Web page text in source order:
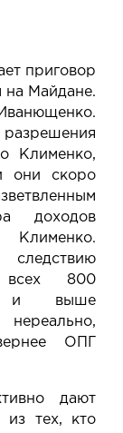
приговор
на Майдане.
Клименко,
они скоро
доходов
всех 800
и выше
ОПГ
дают
из тех, кто